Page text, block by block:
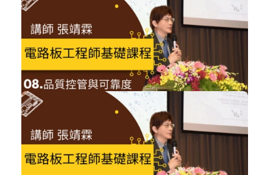
NT$1,200
FMEA-失效模式與影響分析
品管
NT$1,200
電路板工程師基礎課程08
技術類